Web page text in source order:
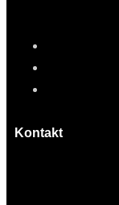
Kontakt